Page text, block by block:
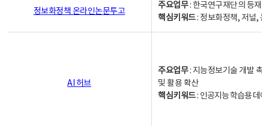
정보화정책 온라인논문투고
주요업무: 한국연구재단의 등재
핵심키워드: 정보화정책, 저널,
AI 허브
주요업무: 지능정보기술 개발 촉
및 활용 확산
핵심키워드: 인공지능 학습용 데